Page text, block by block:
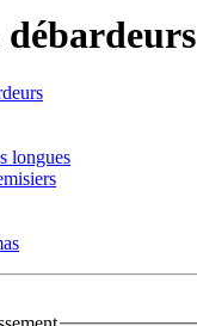
longues